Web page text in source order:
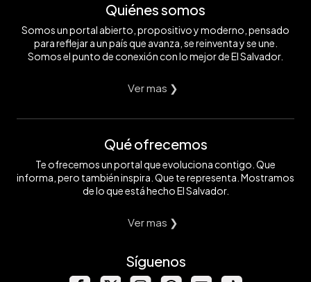
Quiénes somos
Somos un portal abierto, propositivo y moderno, pensado
para reflejar a un país que avanza, se reinventa y se une.
Somos el punto de conexión con lo mejor de El Salvador.
Ver mas ❯
Qué ofrecemos
Te ofrecemos un portal que evoluciona contigo. Que
informa, pero también inspira. Que te representa. Mostramos
de lo que está hecho El Salvador.
Ver mas ❯
Síguenos